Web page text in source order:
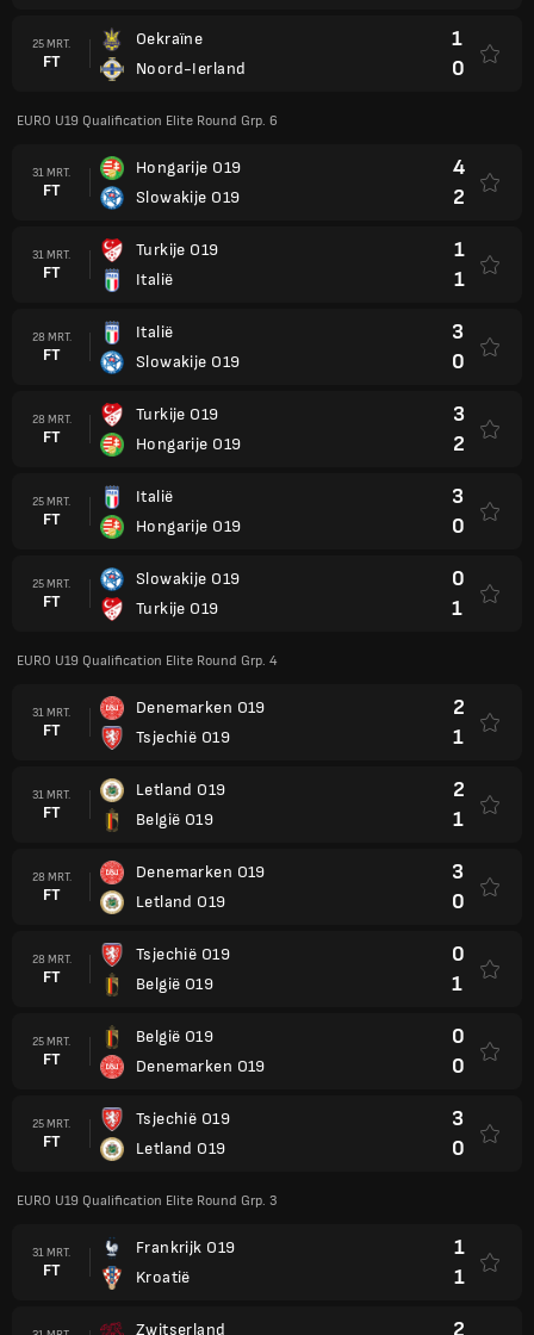
25 MRT.
FT
Oekraïne
Noord-Ierland
1
0
EURO U19 Qualification Elite Round Grp. 6
31 MRT.
FT
Hongarije O19
Slowakije O19
4
2
31 MRT.
FT
Turkije O19
Italië
1
1
28 MRT.
FT
Italië
Slowakije O19
3
0
28 MRT.
FT
Turkije O19
Hongarije O19
3
2
25 MRT.
FT
Italië
Hongarije O19
3
0
25 MRT.
FT
Slowakije O19
Turkije O19
0
1
EURO U19 Qualification Elite Round Grp. 4
31 MRT.
FT
Denemarken O19
Tsjechië O19
2
1
31 MRT.
FT
Letland O19
België O19
2
1
28 MRT.
FT
Denemarken O19
Letland O19
3
0
28 MRT.
FT
Tsjechië O19
België O19
0
1
25 MRT.
FT
België O19
Denemarken O19
0
0
25 MRT.
FT
Tsjechië O19
Letland O19
3
0
EURO U19 Qualification Elite Round Grp. 3
31 MRT.
FT
Frankrijk O19
Kroatië
1
1
Zwitserland 2